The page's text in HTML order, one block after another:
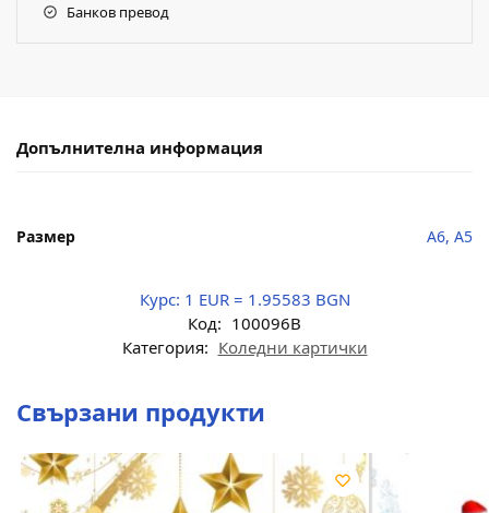
Банков превод
Допълнителна информация
Размер A6, A5
Курс: 1 EUR = 1.95583 BGN
Код: 100096B
Категория: Коледни картички
Свързани продукти